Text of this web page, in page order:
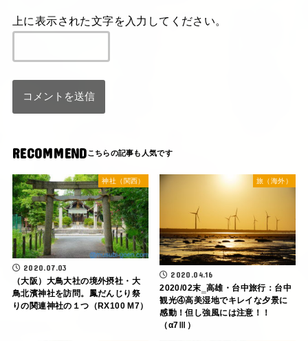
上に表示された文字を入力してください。
RECOMMEND
神社（関西）
2020.07.03
（大阪）大鳥大社の境外摂社・大
鳥北濱神社を訪問。鳳だんじり祭
りの関連神社の１つ（RX100 M7）
旅（海外）
2020.04.16
2020/02末‗高雄・台中旅行：台中
観光④高美湿地でキレイな夕景に
感動！但し強風には注意！！
（α7Ⅲ）